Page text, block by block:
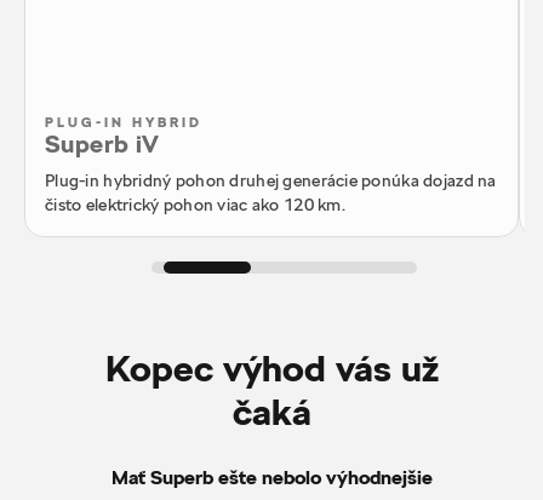
PLUG-IN HYBRID
Superb iV
Plug-in hybridný pohon druhej generácie ponúka dojazd na
čisto elektrický pohon viac ako 120 km.
Kopec výhod vás už
čaká
Mať Superb ešte nebolo výhodnejšie